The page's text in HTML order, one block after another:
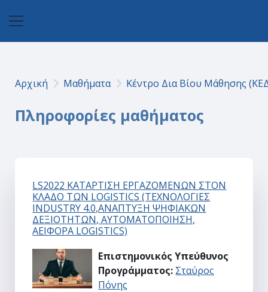
Αρχική Μαθήματα Κέντρο Δια Βίου Μάθησης
Πληροφορίες μαθήματος
LS2022 ΚΑΤΑΡΤΙΣΗ ΕΡΓΑΖΟΜΕΝΩΝ ΣΤΟΝ
ΚΛΑΔΟ ΤΩΝ LOGISTICS (ΤΕΧΝΟΛΟΓΙΕΣ
INDUSTRY 4.0,ΑΝΑΠΤΥΞΗ ΨΗΦΙΑΚΩΝ
ΔΕΞΙΟΤΗΤΩΝ, ΑΥΤΟΜΑΤΟΠΟΙΗΣΗ,
ΑΕΙΦΟΡΑ LOGISTICS)
Επιστημονικός Υπεύθυνος
Προγράμματος: Σταύρος
Πόνης